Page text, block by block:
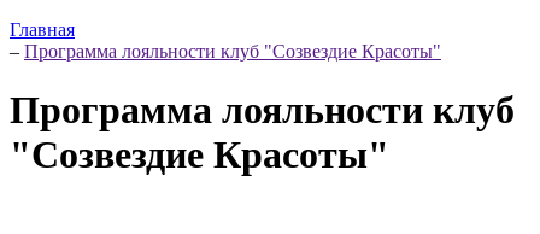
Главная
– Программа лояльности клуб "Созвездие Красоты"
Программа лояльности клуб
"Созвездие Красоты"